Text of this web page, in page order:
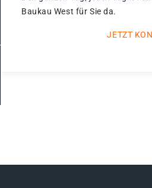
Baukau West für Sie da.
JETZT